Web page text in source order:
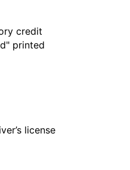
credit
printed
license